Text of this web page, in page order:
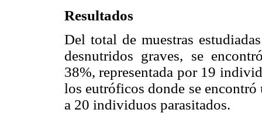
Resultados
Del total de muestras
desnutridos graves, se
38%, representada por 19
los eutróficos donde se
a 20 individuos parasitados.